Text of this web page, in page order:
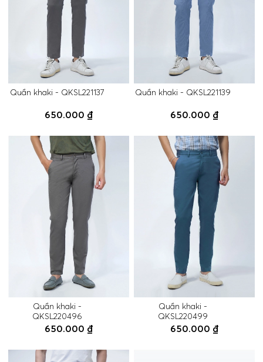
Quần khaki - QKSL221137
650.000 ₫
Quần khaki - QKSL221139
650.000 ₫
Quần khaki -
QKSL220496
650.000 ₫
Quần khaki -
QKSL220499
650.000 ₫